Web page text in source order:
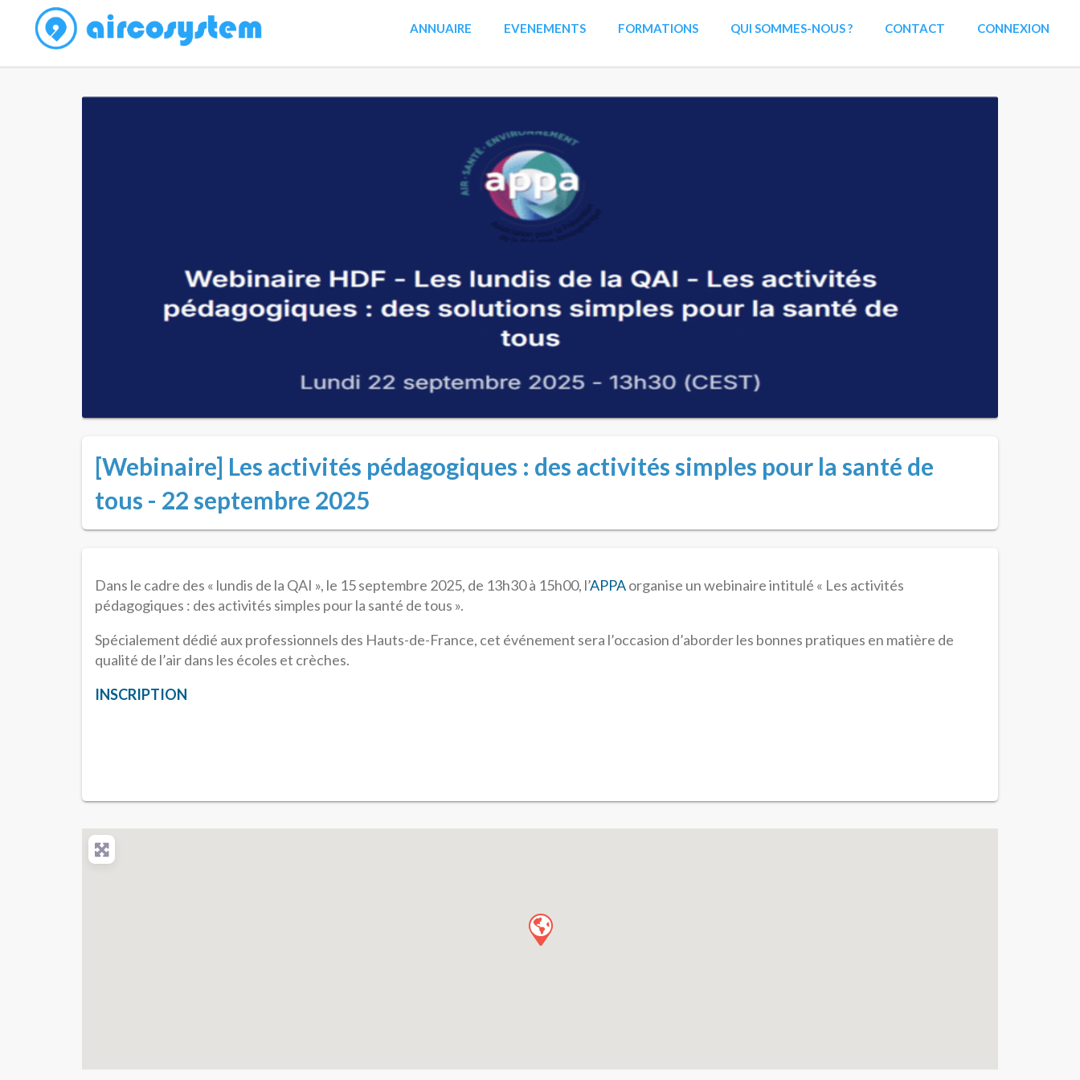
ANNUAIRE EVENEMENTS FORMATIONS QUI SOMMES-NOUS ? CONTACT CONNEXION
[Webinaire] Les activités pédagogiques : des activités simples pour la santé de
tous - 22 septembre 2025
Dans le cadre des « lundis de la QAI », le 15 septembre 2025, de 13h30 à 15h00, l’APPAorganise un webinaire intitulé « Les activités
pédagogiques : des activités simples pour la santé de tous ».
Spécialement dédié aux professionnels des Hauts-de-France, cet événement sera l’occasion d’aborder les bonnes pratiques en matière de
qualité de l’air dans les écoles et crèches.
INSCRIPTION